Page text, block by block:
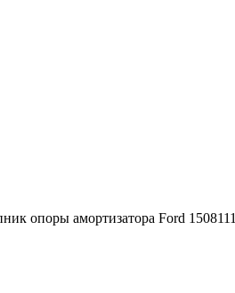
опоры амортизатора Ford 1508111